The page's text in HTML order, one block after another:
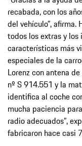
recabada, con los
del vehículo”, afirma.
todos los extras y los
características más
especiales de la
Lorenz con antena
nº S 914.551 y la
identifica al coche
mucha paciencia
radio adecuados”,
fabricaron hace casi